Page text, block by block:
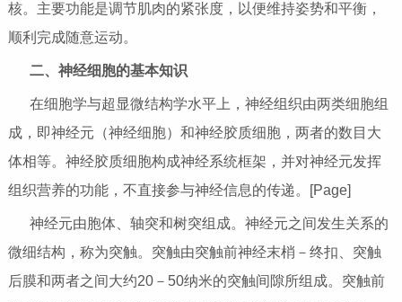
核。主要功能是调节肌肉的紧张度，以便维持姿势和平衡，
顺利完成随意运动。
二、神经细胞的基本知识
在细胞学与超显微结构学水平上，神经组织由两类细胞组
成，即神经元（神经细胞）和神经胶质细胞，两者的数目大
体相等。神经胶质细胞构成神经系统框架，并对神经元发挥
组织营养的功能，不直接参与神经信息的传递。[Page]
神经元由胞体、轴突和树突组成。神经元之间发生关系的
微细结构，称为突触。突触由突触前神经末梢－终扣、突触
后膜和两者之间大约20－50纳米的突触间隙所组成。突触前